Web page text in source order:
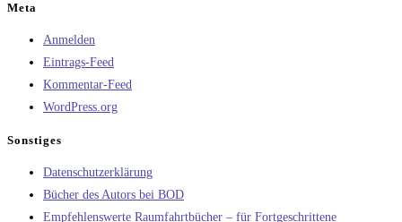
Meta
Anmelden
Eintrags-Feed
Kommentar-Feed
WordPress.org
Sonstiges
Datenschutzerklärung
Bücher des Autors bei BOD
Empfehlenswerte Raumfahrtbücher – für Fortgeschrittene